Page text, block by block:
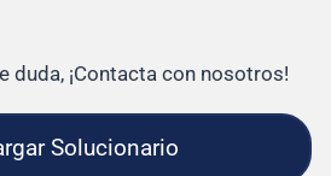
duda, ¡Contacta con nosotros!
Solucionario